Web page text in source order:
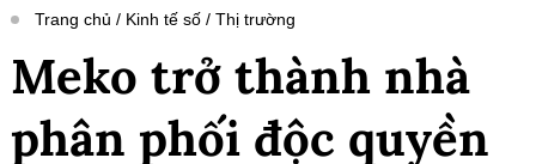
Trang chủ Kinh tế số Thị trường
Meko trở thành nhà
phân phối độc quyền